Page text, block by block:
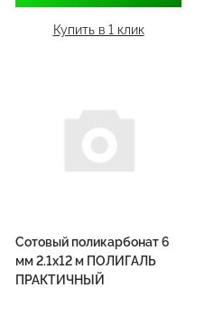
Купить в 1 клик
Сотовый поликарбонат 6
мм 2.1х12 м ПОЛИГАЛЬ
ПРАКТИЧНЫЙ